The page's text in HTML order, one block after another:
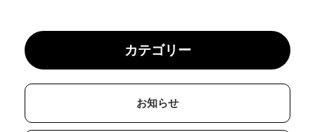
カテゴリー
お知らせ